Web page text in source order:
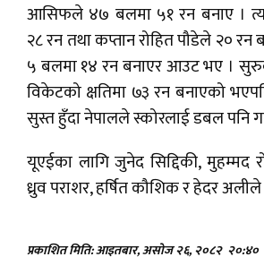
आसिफले ४७ बलमा ५१ रन बनाए ।
२८ रन तथा कप्तान रोहित पौडेले २०
५ बलमा १४ रन बनाएर आउट भए ।
विकेटको क्षतिमा ७३ रन बनाएको
सुस्त हुँदा नेपालले स्कोरलाई डबल पनि
यूएईका लागि जुनेद सिद्दिकी, मुहम्मद
ध्रुव पराशर, हर्षित कौशिक र हेदर
प्रकाशित मिति: आइतबार, असोज २६, २०८२ २०:४०